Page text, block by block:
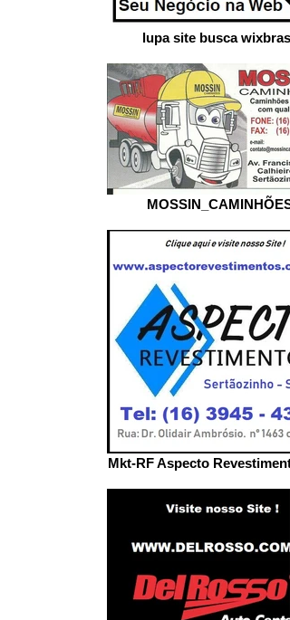
lupa site busca wixbrasil
MOSSIN_CAMINHÕES
Mkt-RF Aspecto